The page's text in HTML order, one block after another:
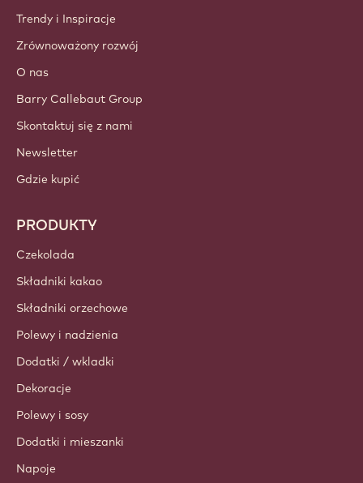
Trendy i Inspiracje
Zrównoważony rozwój
O nas
Barry Callebaut Group
Skontaktuj się z nami
Newsletter
Gdzie kupić
PRODUKTY
Czekolada
Składniki kakao
Składniki orzechowe
Polewy i nadzienia
Dodatki / wkladki
Dekoracje
Polewy i sosy
Dodatki i mieszanki
Napoje